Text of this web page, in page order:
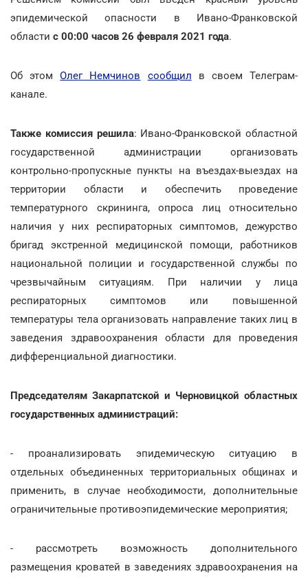
эпидемической опасности в Ивано-Франковской
области с 00:00 часов 26 февраля 2021 года.
Об этомОлег Немчинов сообщил в своем Телеграм-
канале.
Также комиссия решила: Ивано-Франковской областной
государственной администрации организовать
контрольно-пропускные пункты на въездах-выездах на
территории области и обеспечить проведение
температурного скрининга, опроса лиц относительно
наличия у них респираторных симптомов, дежурство
бригад экстренной медицинской помощи, работников
национальной полиции и государственной службы по
чрезвычайным ситуациям. При наличии у лица
респираторных симптомов или повышенной
температуры тела организовать направление таких лиц в
заведения здравоохранения области для проведения
дифференциальной диагностики.
Председателям Закарпатской и Черновицкой областных
государственных администраций:
- проанализировать эпидемическую ситуацию в
отдельных объединенных территориальных общинах и
применить, в случае необходимости, дополнительные
ограничительные противоэпидемические мероприятия;
- рассмотреть возможность дополнительного
размещения кроватей в заведениях здравоохранения на